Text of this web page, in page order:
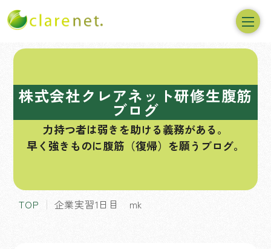
株式会社クレアネット研修生腹筋
ブログ
力持つ者は弱きを助ける義務がある。
早く強きものに腹筋（復帰）を願うブログ。
TOP 企業実習1日目 mk